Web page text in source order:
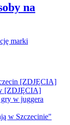
na
[ZDJĘCIA]
[ZDJĘCIA]
w juggera
w Szczecinie"